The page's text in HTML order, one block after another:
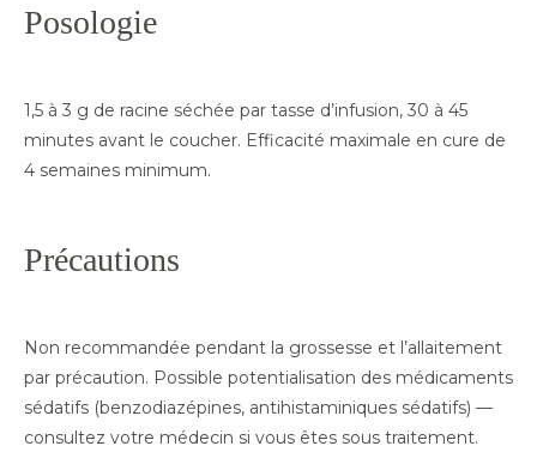
Posologie
1,5 à 3 g de racine séchée par tasse d’infusion, 30 à 45
minutes avant le coucher. Efficacité maximale en cure de
4 semaines minimum.
Précautions
Non recommandée pendant la grossesse et l’allaitement
par précaution. Possible potentialisation des médicaments
sédatifs (benzodiazépines, antihistaminiques sédatifs) —
consultez votre médecin si vous êtes sous traitement.